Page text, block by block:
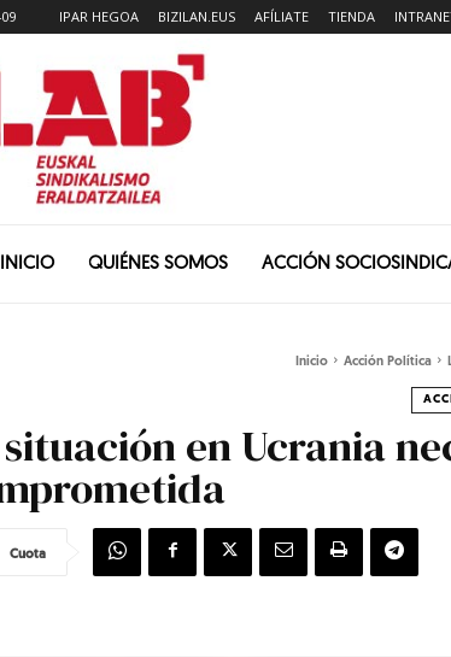
IPAR HEGOA BIZILAN.EUS AFÍLIATE TIENDA
INICIO QUIÉNES SOMOS ACCIÓN
Inicio Acción Política
en Ucrania
Cuota